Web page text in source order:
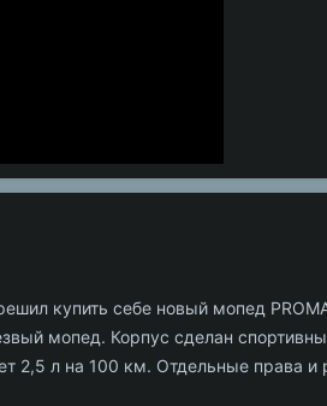
купить себе новый мопед
мопед. Корпус сделан
2,5 л на 100 км. Отдельные права